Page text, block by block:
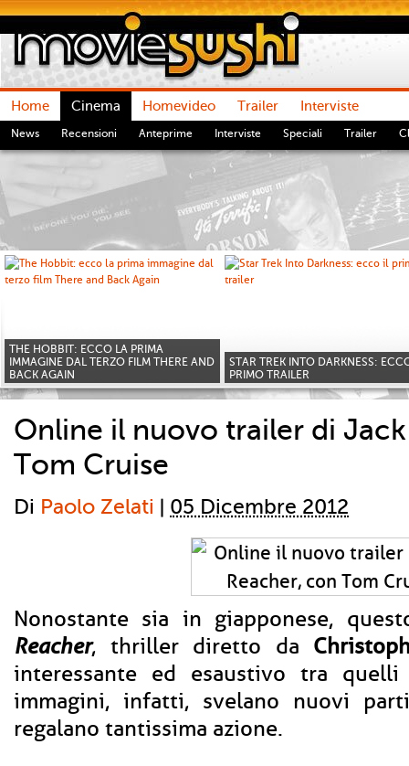
Home Cinema Homevideo Trailer Interviste
News Recensioni Anteprime Interviste Speciali Trailer
THE HOBBIT: ECCO LA PRIMA
IMMAGINE DAL TERZO FILM THERE AND
BACK AGAIN
STAR TREK INTO DARKNESS:
PRIMO TRAILER
Online il nuovo trailer di
Tom Cruise
Di Paolo Zelati | 05 Dicembre 2012
Nonostante sia in giapponese,
Reacher, thriller diretto da
interessante ed esaustivo tra
immagini, infatti, svelano nuovi
regalano tantissima azione.